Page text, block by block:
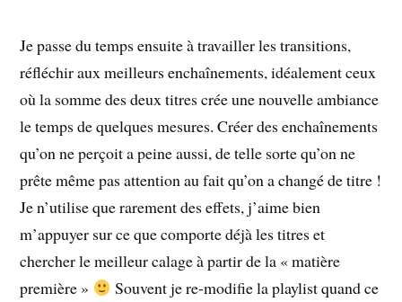
Je passe du temps ensuite à travailler les transitions,
réfléchir aux meilleurs enchaînements, idéalement ceux
où la somme des deux titres crée une nouvelle ambiance
le temps de quelques mesures. Créer des enchaînements
qu’on ne perçoit a peine aussi, de telle sorte qu’on ne
prête même pas attention au fait qu’on a changé de titre !
Je n’utilise que rarement des effets, j’aime bien
m’appuyer sur ce que comporte déjà les titres et
chercher le meilleur calage à partir de la « matière
première »
Souvent je re-modifie la playlist quand ce